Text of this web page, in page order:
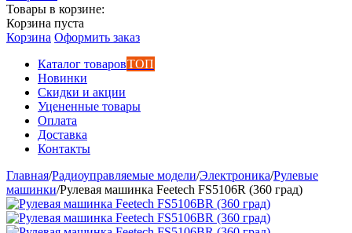
Товары в корзине:
Корзина пуста
Корзина Оформить заказ
Каталог товаровТОП
Новинки
Скидки и акции
Уцененные товары
Оплата
Доставка
Контакты
Главная/Радиоуправляемые модели/Электроника/Рулевые
машинки/Рулевая машинка Feetech FS5106R (360 град)